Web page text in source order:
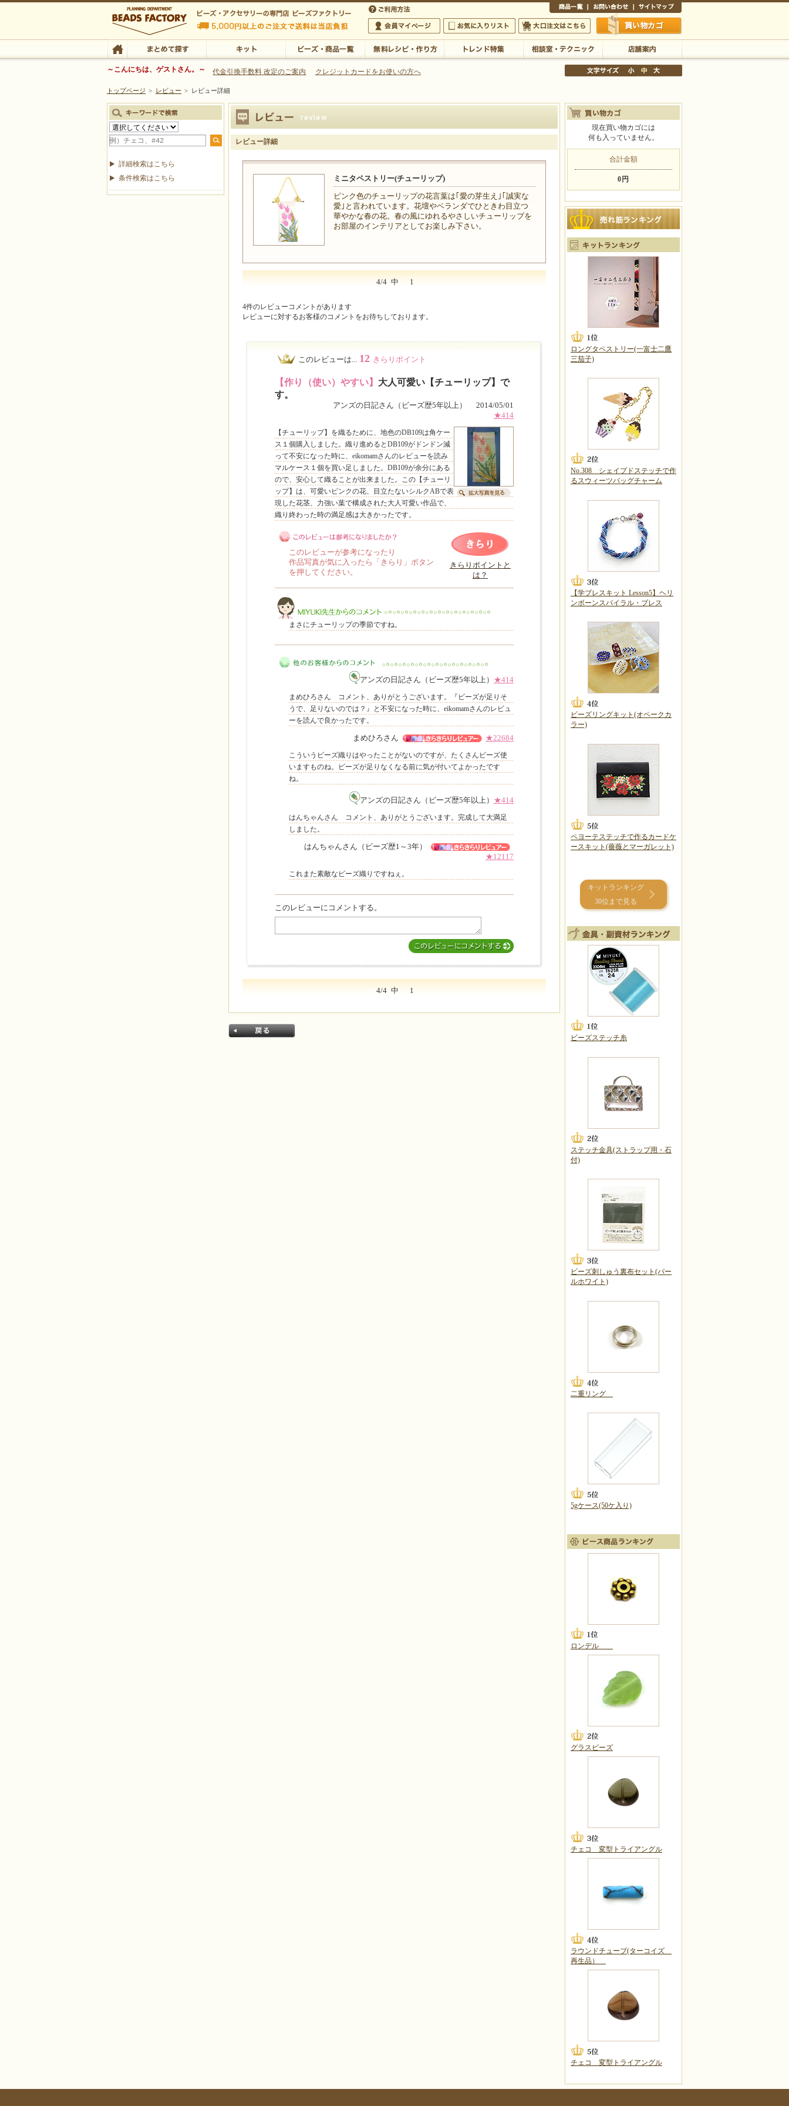
ビーズファクトリー ビーズ・パーツ・金具など・アクセサリーの専門店
ビーズ・アクセサリーの専門店 ビーズファクトリー 5,000円以上のご注文で送料は当店が負担いたします
ビーズ・アクセサリーの専門店 ビーズファクトリー 5,000円以上のご注文で送料は当店が負担いたします
会員マイページ
お気に入りリスト 大口注文はこちら 買い物かご
TOP まとめて探す 店舗案内
～こんにちは、ゲストさん。～ 代金引換手数料 改定のご案内 クレジットカードをお使いの方へ
トップページ > レビュー > レビュー詳細
レビュー詳細
ミニタペストリー(チューリップ)
ピンク色のチューリップの花言葉は｢愛の芽生え｣｢誠実な
愛｣と言われています。花壇やベランダでひときわ目立つ
華やかな春の花。春の風にゆれるやさしいチューリップを
お部屋のインテリアとしてお楽しみ下さい。
4/4 中 1
4件のレビューコメントがあります
レビューに対するお客様のコメントをお待ちしております。
このレビューは... 12 きらりポイント
【作り（使い）やすい】 大人可愛い【チューリップ】で
す。
アンズの日記さん（ビーズ歴5年以上） 2014/05/01
★414
【チューリップ】を織るために、地色のDB109は角ケー
ス１個購入しました。織り進めるとDB109がドンドン減
って不安になった時に、eikomamさんのレビューを読み
マルケース１個を買い足しました。DB109が余分にある
ので、安心して織ることが出来ました。この【チューリ
ップ】は、可愛いピンクの花、目立たないシルクABで表
現した花茎、力強い葉で構成された大人可愛い作品で、
織り終わった時の満足感は大きかったです。
このレビューは参考になりましたか？
このレビューが参考になったり
作品写真が気に入ったら「きらり」ボタン
を押してください。
きらりポイントと
は？
MIYUKI先生からのコメント
まさにチューリップの季節ですね。
他のお客様からのコメント
アンズの日記さん（ビーズ歴5年以上） ★414
まめひろさん コメント、ありがとうございます。『ビーズが足りそ
うで、足りないのでは？』と不安になった時に、eikomamさんのレビュ
ーを読んで良かったです。
まめひろさん ★22684
こういうビーズ織りはやったことがないのですが、たくさんビーズ使
いますものね。ビーズが足りなくなる前に気が付いてよかったです
ね。
アンズの日記さん（ビーズ歴5年以上） ★414
はんちゃんさん コメント、ありがとうございます。完成して大満足
しました。
はんちゃんさん（ビーズ歴1～3年）
★12117
これまた素敵なビーズ織りですねぇ。
このレビューにコメントする。
4/4 中 1
詳細検索はこちら
条件検索はこちら
現在買い物カゴには
何も入っていません。
合計金額
0円
ロングタペストリー(一富士二鷹
三茄子)
No.308 シェイプドステッチで作
るスウィーツバッグチャーム
【学ブレスキット Lesson5】ヘリ
ンボーンスパイラル・ブレス
ビーズリングキット(オペークカ
ラー)
ペヨーテステッチで作るカードケ
ースキット(薔薇とマーガレット)
キットランキング
30位まで見る
ビーズステッチ糸
ステッチ金具(ストラップ用・石
付)
ビーズ刺しゅう裏布セット(パー
ルホワイト)
二重リング
5gケース(50ケ入り)
ロンデル
グラスビーズ
チェコ 変型トライアングル
ラウンドチューブ(ターコイズ
再生品）
チェコ 変型トライアングル